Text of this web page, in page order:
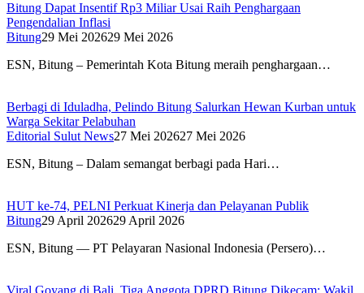
Bitung Dapat Insentif Rp3 Miliar Usai Raih Penghargaan
Pengendalian Inflasi
Bitung29 Mei 202629 Mei 2026
ESN, Bitung – Pemerintah Kota Bitung meraih penghargaan…
Berbagi di Iduladha, Pelindo Bitung Salurkan Hewan Kurban untuk
Warga Sekitar Pelabuhan
Editorial Sulut News27 Mei 202627 Mei 2026
ESN, Bitung – Dalam semangat berbagi pada Hari…
HUT ke-74, PELNI Perkuat Kinerja dan Pelayanan Publik
Bitung29 April 202629 April 2026
ESN, Bitung — PT Pelayaran Nasional Indonesia (Persero)…